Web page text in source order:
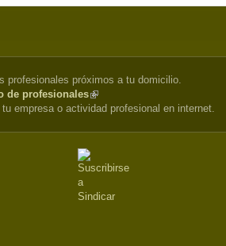
profesionales próximos a tu domicilio.
de profesionales(link
is
empresa o actividad profesional en internet.